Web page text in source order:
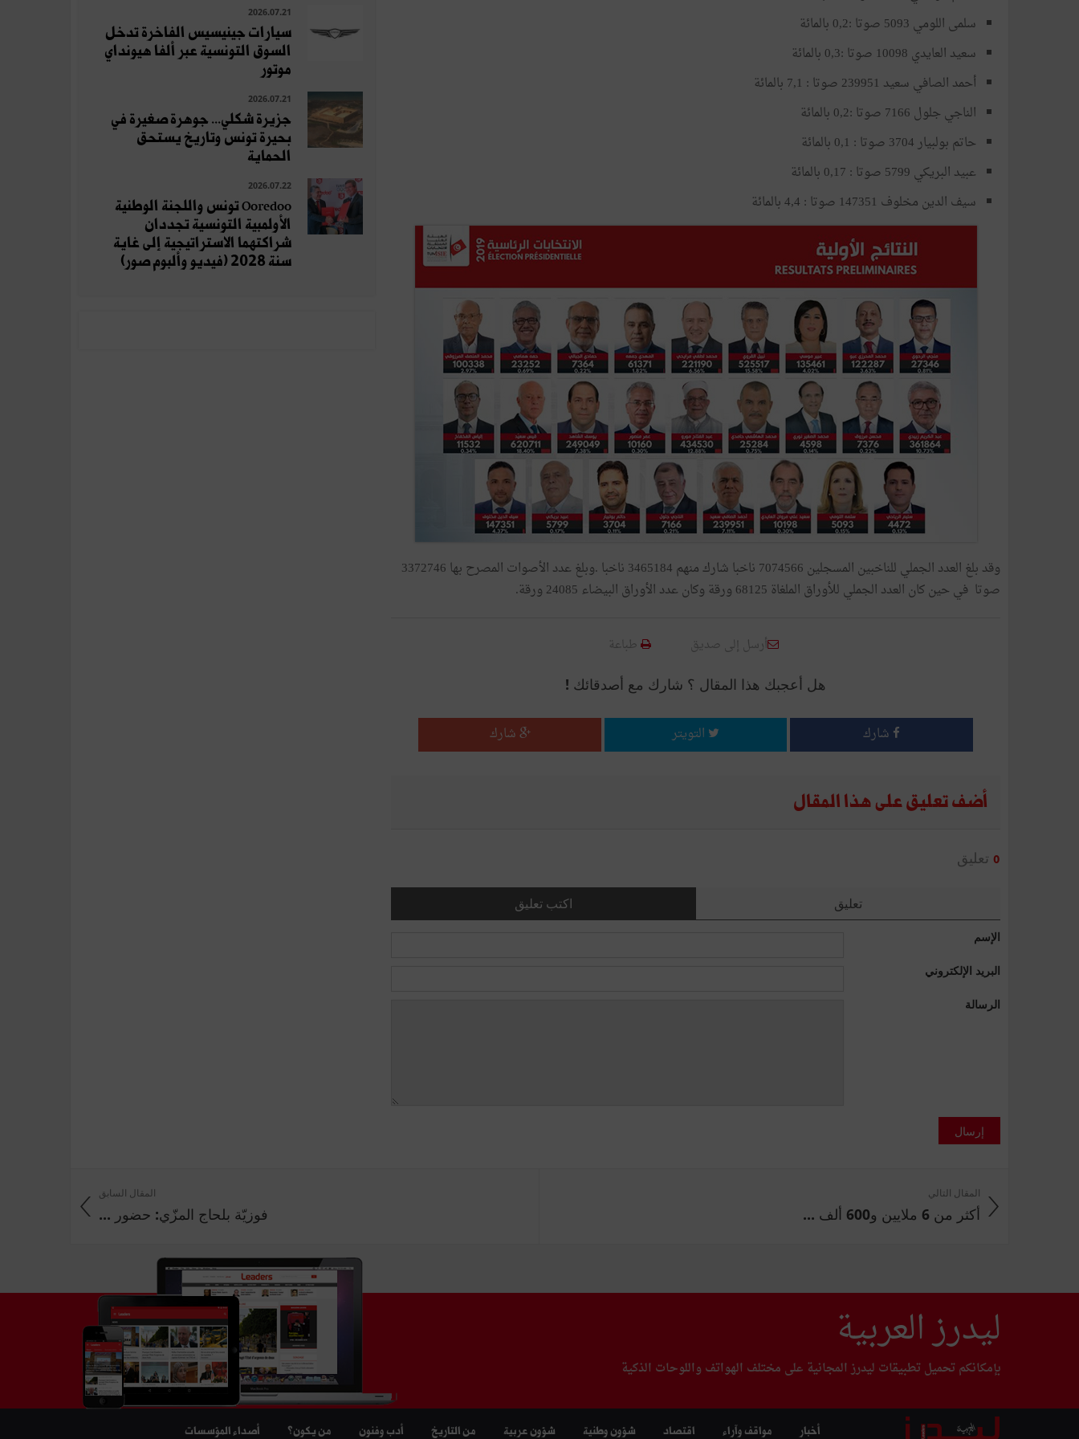
سلمى اللومي 5093 صوتا :0,2 بالمائة
سعيد العايدي 10098 صوتا :0,3 بالمائة
أحمد الصافي سعيد 239951 صوتا : 7,1 بالمائة
الناجي جلول 7166 صوتا :0,2 بالمائة
حاتم بولبيار 3704 صوتا : 0,1 بالمائة
عبيد البريكي 5799 صوتا : 0,17 بالمائة
سيف الدين مخلوف 147351 صوتا : 4,4 بالمائة
وقد بلغ العدد الجملي للناخبين المسجلين 7074566 ناخبا شارك منهم 3465184 ناخبا .وبلغ عدد الأصوات المصرح بها 3372746
صوتا في حين كان العدد الجملي للأوراق الملغاة 68125 ورقة وكان عدد الأوراق البيضاء 24085 ورقة.
أرسل إلى صديق طباعة
هل أعجبك هذا المقال ؟ شارك مع أصدقائك !
شارك التويتر شارك
أضف تعليق على هذا المقال
0 تعليق
اكتب تعليق تعليق
الإسم
البريد الإلكتروني
الرسالة
إرسال
2026.07.21
سيارات جينيسيس الفاخرة تدخل
السوق التونسية عبر ألفا هيونداي
موتور
2026.07.21
جزيرة شكلي... جوهرة صغيرة في
بحيرة تونس وتاريخ يستحق
الحماية
2026.07.22
Ooredoo تونس واللجنة الوطنية
الأولمبية التونسية تجددان
شراكتهما الاستراتيجية إلى غاية
سنة 2028 (فيديو وألبوم صور)
المقال السابق
فوزيّة بلحاج المزّي: حضور ...
المقال التالي
أكثر من 6 ملايين و600 ألف ...
ليدرز العربية
بإمكانكم تحميل تطبيقات ليدرز المجانية على مختلف الهواتف واللوحات الذكية
أخبار مواقف وآراء اقتصاد شؤون وطنية شؤون عربية من التاريخ أدب وفنون من يكون؟ أصداء المؤسسات